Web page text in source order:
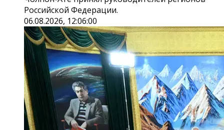
Российской Федерации.
06.08.2026, 12:06:00